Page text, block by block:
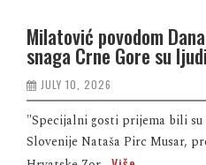
Milatović povodom
snaga Crne Gore su
JULY 10, 2026
"Specijalni gosti prijema bili
Slovenije Nataša Pirc Musar,